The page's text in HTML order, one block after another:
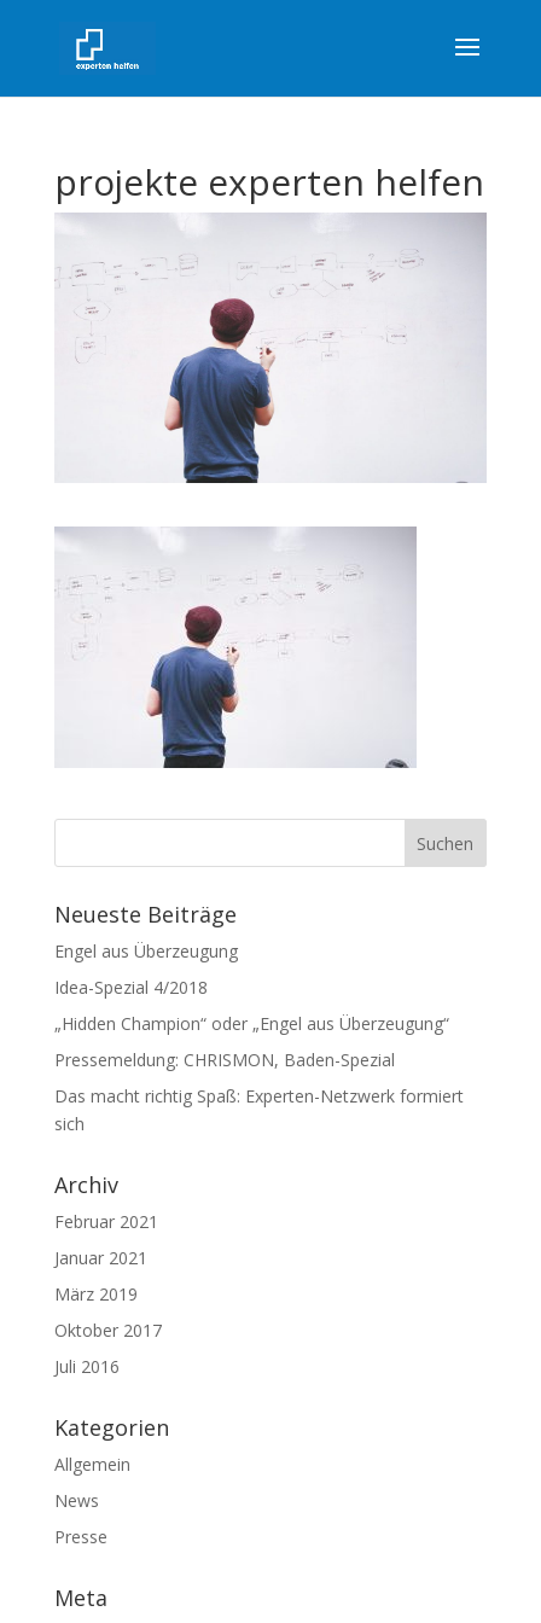
projekte experten helfen
Neueste Beiträge
Engel aus Überzeugung
Idea-Spezial 4/2018
„Hidden Champion“ oder „Engel aus Überzeugung“
Pressemeldung: CHRISMON, Baden-Spezial
Das macht richtig Spaß: Experten-Netzwerk formiert
sich
Archiv
Februar 2021
Januar 2021
März 2019
Oktober 2017
Juli 2016
Kategorien
Allgemein
News
Presse
Meta